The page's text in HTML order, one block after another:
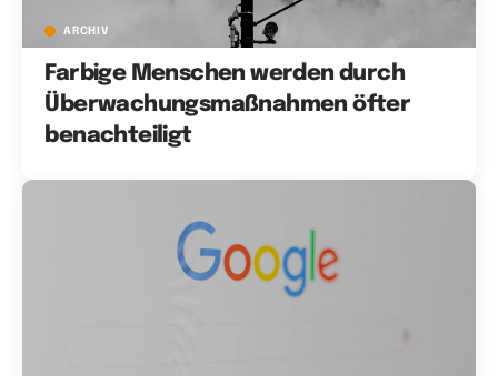
ARCHIV
Farbige Menschen werden durch
Überwachungsmaßnahmen öfter
benachteiligt